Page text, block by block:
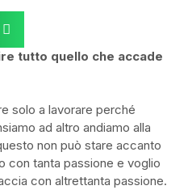
tutto quello che accade
solo a lavorare perché
ad altro andiamo alla
non può stare accanto
con tanta passione e voglio
con altrettanta passione.